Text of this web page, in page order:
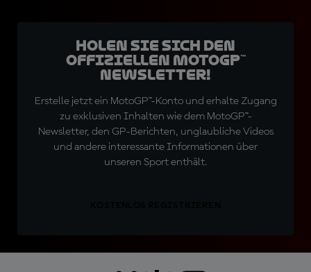
Holen Sie sich den
offiziellen MotoGP™
Newsletter!
Erstelle jetzt ein MotoGP™-Konto und erhalte Zugang
zu exklusiven Inhalten wie dem MotoGP™-
Newsletter, den GP-Berichten, unglaubliche Videos
und andere interessante Informationen über
unseren Sport enthält.